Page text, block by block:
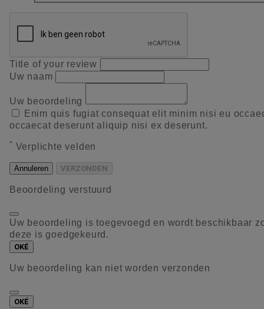
Title of your review
Uw naam
Uw beoordeling
Enim quis fugiat consequat elit minim nisi eu
occaecat deserunt aliquip nisi ex deserunt.
* Verplichte velden
Annuleren VERZONDEN
Beoordeling verstuurd
Uw beoordeling is toegevoegd en wordt beschikbaar
deze is goedgekeurd.
OKÉ
Uw beoordeling kan niet worden verzonden
OKÉ